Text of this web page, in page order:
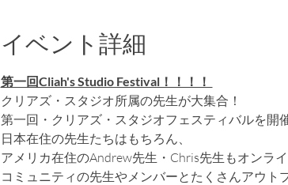
イベント詳細
第一回Cliah's Studio Festival！！！！
クリアズ・スタジオ所属の先生が大集合！
第一回・クリアズ・スタジオフェスティバルを開
日本在住の先生たちはもちろん、
アメリカ在住のAndrew先生・Chris先生もオンラ
コミュニティの先生やメンバーとたくさんアウト